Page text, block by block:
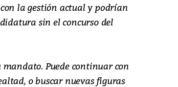
la gestión actual y podrían
sin el concurso del
mandato. Puede continuar con
o buscar nuevas figuras